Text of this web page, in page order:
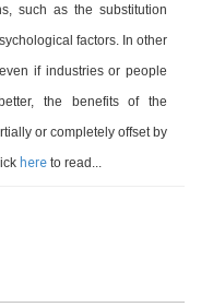
such as the substitution
factors. In other
if industries or people
the benefits of the
or completely offset by
here to read...